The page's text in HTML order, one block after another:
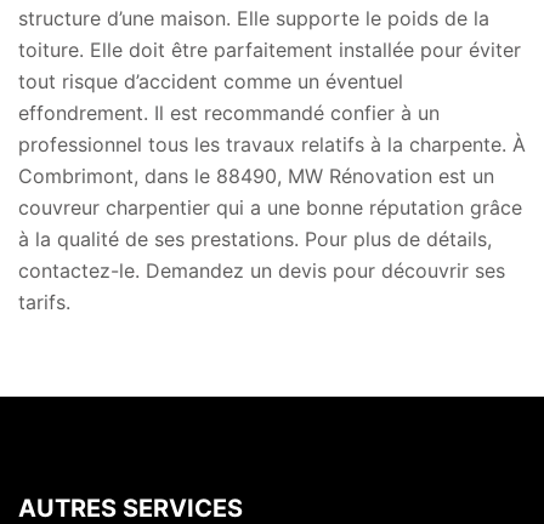
structure d’une maison. Elle supporte le poids de la
toiture. Elle doit être parfaitement installée pour éviter
tout risque d’accident comme un éventuel
effondrement. Il est recommandé confier à un
professionnel tous les travaux relatifs à la charpente. À
Combrimont, dans le 88490, MW Rénovation est un
couvreur charpentier qui a une bonne réputation grâce
à la qualité de ses prestations. Pour plus de détails,
contactez-le. Demandez un devis pour découvrir ses
tarifs.
AUTRES SERVICES